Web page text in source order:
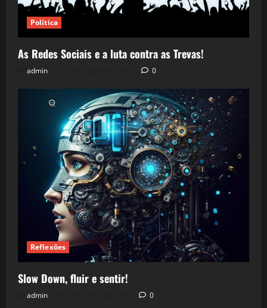
Política
As Redes Sociais e a luta contra as Trevas!
admin 0
Reflexões
Slow Down, fluir e sentir!
admin 0